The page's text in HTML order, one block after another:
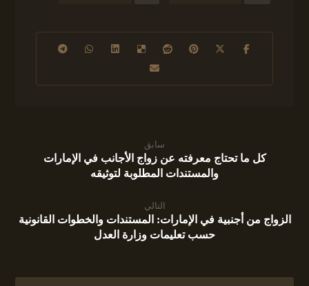
سابق
كل ما تحتاج معرفته عن زواج الأجانب في الإمارات
والمستندات المطلوبة لتوثيقه
التالي
الزواج من أجنبية في الإمارات: المستندات والخطوات القانونية
حسب تعليمات وزارة العدل